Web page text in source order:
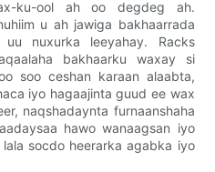
ku-ool ah oo degdeg ah.
u ah jawiga bakhaarrada
nuxurka leeyahay. Racks
bakhaarku waxay si
soo ceshan karaan alaabta,
iyo hagaajinta guud ee wax
naqshadaynta furnaanshaha
hawo wanaagsan iyo
socdo heerarka agabka iyo